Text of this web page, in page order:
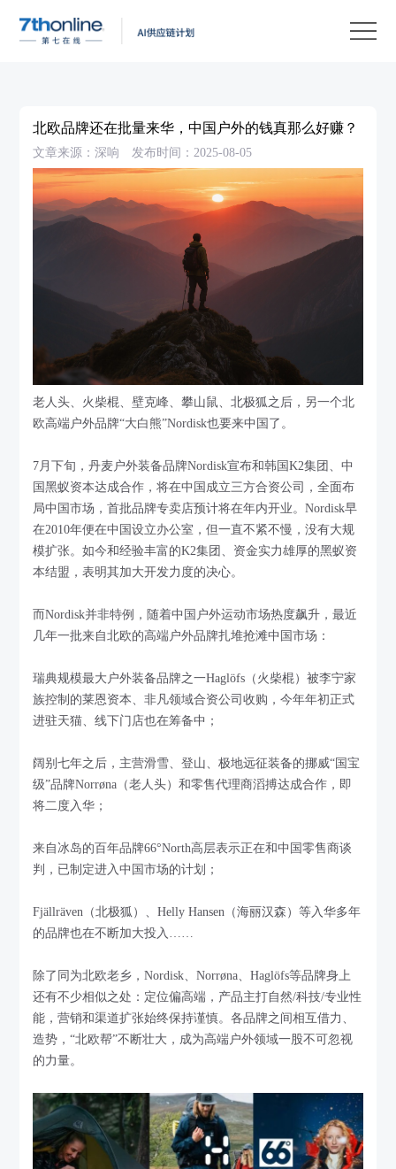
北欧品牌还在批量来华，中国户外的钱真那么好赚？
文章来源：深响 发布时间：2025-08-05
老人头、火柴棍、壁克峰、攀山鼠、北极狐之后，另一个北
欧高端户外品牌“大白熊”Nordisk也要来中国了。
7月下旬，丹麦户外装备品牌Nordisk宣布和韩国K2集团、中
国黑蚁资本达成合作，将在中国成立三方合资公司，全面布
局中国市场，首批品牌专卖店预计将在年内开业。Nordisk早
在2010年便在中国设立办公室，但一直不紧不慢，没有大规
模扩张。如今和经验丰富的K2集团、资金实力雄厚的黑蚁资
本结盟，表明其加大开发力度的决心。
而Nordisk并非特例，随着中国户外运动市场热度飙升，最近
几年一批来自北欧的高端户外品牌扎堆抢滩中国市场：
瑞典规模最大户外装备品牌之一Haglöfs（火柴棍）被李宁家
族控制的莱恩资本、非凡领域合资公司收购，今年年初正式
进驻天猫、线下门店也在筹备中；
阔别七年之后，主营滑雪、登山、极地远征装备的挪威“国宝
级”品牌Norrøna（老人头）和零售代理商滔搏达成合作，即
将二度入华；
来自冰岛的百年品牌66°North高层表示正在和中国零售商谈
判，已制定进入中国市场的计划；
Fjällräven（北极狐）、Helly Hansen（海丽汉森）等入华多年
的品牌也在不断加大投入……
除了同为北欧老乡，Nordisk、Norrøna、Haglöfs等品牌身上
还有不少相似之处：定位偏高端，产品主打自然/科技/专业性
能，营销和渠道扩张始终保持谨慎。各品牌之间相互借力、
造势，“北欧帮”不断壮大，成为高端户外领域一股不可忽视
的力量。